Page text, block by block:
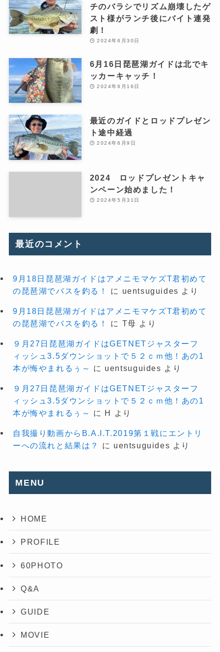
チのバラシでリズム崩壊したゲ
スト様がランチ後にバイト連発
劇！
2024年6月30日
6月16日琵琶湖ガイドは北でキ
ッカーキャッチ！
2024年6月16日
最近のガイドとロッドプレゼン
ト途中経過
2024年6月9日
2024 ロッドプレゼントキャ
ンペーン始めました！
2024年5月31日
最近のコメント
9月18日琵琶湖ガイドはアメニモマケズT君初めて
の琵琶湖でバスを釣る！
に uentsuguides より
9月18日琵琶湖ガイドはアメニモマケズT君初めて
の琵琶湖でバスを釣る！
に T母 より
９月27日琵琶湖ガイドはGETNETジャスターフ
ィッシュ3.5ダウンショットで５２ｃｍ他！あの1
本が悔やまれるぅ～
に uentsuguides より
９月27日琵琶湖ガイドはGETNETジャスターフ
ィッシュ3.5ダウンショットで５２ｃｍ他！あの1
本が悔やまれるぅ～
に H より
自我撮り動画からB.A.I.T.2019第１戦にエントリ
ーへの流れと結果は？
に uentsuguides より
MENU
HOME
PROFILE
60PHOTO
Q&A
GUIDE
MOVIE